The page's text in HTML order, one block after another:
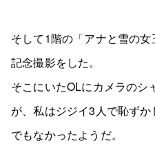
そして1階の「アナと雪の
記念撮影をした。
そこにいたOLにカメラのシ
が、私はジジイ3人で恥ず
でもなかったようだ。